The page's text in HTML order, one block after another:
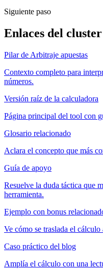
Siguiente paso
Enlaces del cluster
Pilar de Arbitraje apuestas
Contexto completo para
números.
Versión raíz de la calculadora
Página principal del tool con
Glosario relacionado
Aclara el concepto que más
Guía de apoyo
Resuelve la duda táctica que
herramienta.
Ejemplo con bonus
Ve cómo se traslada el
Caso práctico del blog
Amplía el cálculo con una